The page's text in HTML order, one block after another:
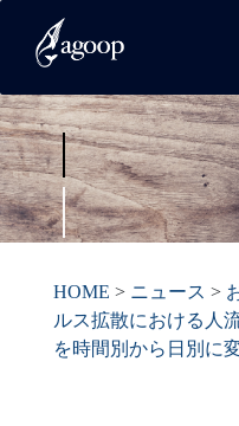
HOME > ニュース >
ルス拡散における人
を時間別から日別に